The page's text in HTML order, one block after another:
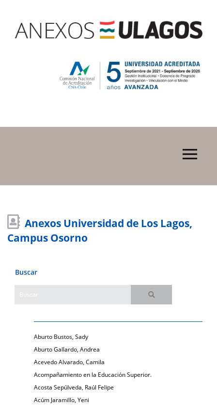
Anexos Universidad de Los Lagos,
Campus Osorno
Buscar
Aburto Bustos, Sady
Aburto Gallardo, Andrea
Acevedo Alvarado, Camila
Acompañamiento en la Educación Superior.
Acosta Sepúlveda, Raúl Felipe
Acúm Jaramillo, Yeni